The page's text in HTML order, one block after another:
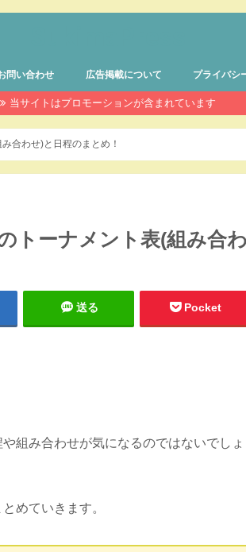
問い合わせ 広告掲載について プライバシ
当サイトはプロモーションが含まれています
合わせ)と日程のまとめ！
トーナメント表(組み合わ
送る Pocket
組み合わせが気になるのではないでしょ
めていきます。